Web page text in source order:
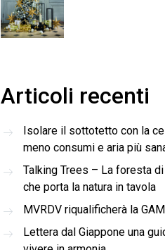
Articoli recenti
Isolare il sottotetto con la
meno consumi e aria più
Talking Trees – La foresta
che porta la natura in tavola
MVRDV riqualificherà la
Lettera dal Giappone una